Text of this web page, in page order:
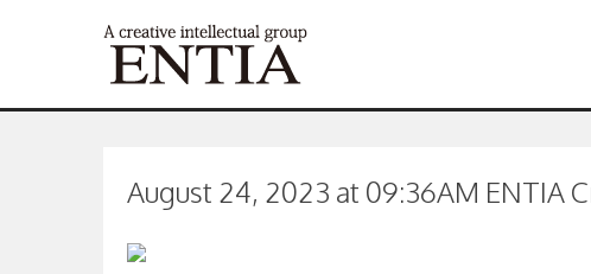
August 24, 2023 at 09:36AM ENTIA